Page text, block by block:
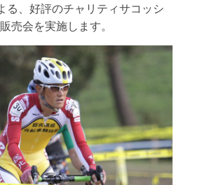
る、好評のチャリティサコッシ
売会を実施します。